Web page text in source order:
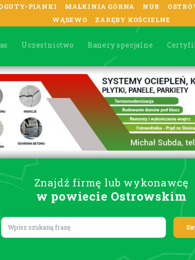
PIANKI MAŁKINIA GÓRNA NUR
WĄSEWO
ZARĘBY KOŚCIELNE
Uczestnictwo Banery specjalne
Znajdź firmę lub wykonawcę
w powiecie Ostrowskim
Lorem ipsum